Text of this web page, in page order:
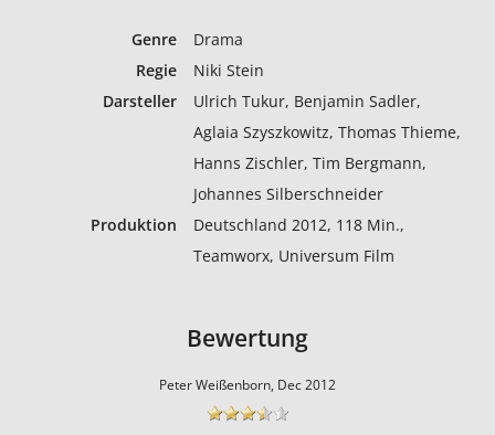
Genre
Drama
Regie
Niki Stein
Darsteller
Ulrich Tukur, Benjamin Sadler,
Aglaia Szyszkowitz, Thomas Thieme,
Hanns Zischler, Tim Bergmann,
Johannes Silberschneider
Produktion
Deutschland 2012, 118 Min.,
Teamworx, Universum Film
Bewertung
Peter Weißenborn, Dec 2012